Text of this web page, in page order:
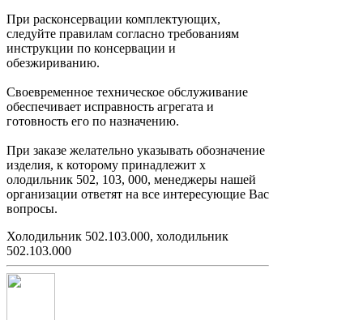
При расконсервации комплектующих,
следуйте правилам согласно требованиям
инструкции по консервации и
обезжириванию.
Своевременное техническое обслуживание
обеспечивает исправность агрегата и
готовность его по назначению.
При заказе желательно указывать обозначение
изделия, к которому принадлежит х
олодильник 502, 103, 000, менеджеры нашей
организации ответят на все интересующие Вас
вопросы.
Холодильник 502.103.000, холодильник
502.103.000